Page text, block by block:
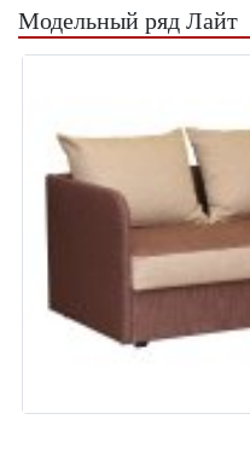
Модельный ряд Лайт